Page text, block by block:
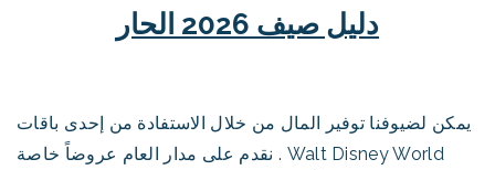
دليل صيف 2026 الحار
يمكن لضيوفنا توفير المال من خلال الاستفادة من إحدى باقات
Walt Disney World . نقدم على مدار العام عروضاً خاصة